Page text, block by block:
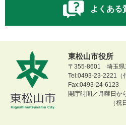
よくある
東松山市役所
〒355-8601 埼玉県
Tel:0493-23-2221（
Fax:0493-24-6123
開庁時間／月曜日か
（祝